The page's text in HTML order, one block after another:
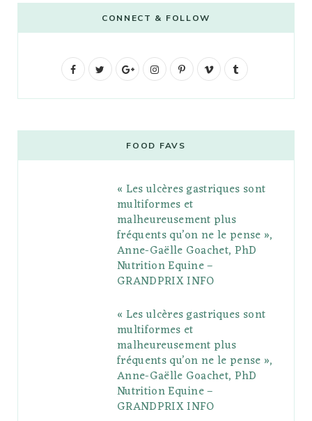
CONNECT & FOLLOW
F
b
t
G
g
l
e
P
l
s
I
t
a
g
r
a
m
P
e
r
e
s
V
o
l
r
FOOD FAVS
« Les ulcères gastriques sont
multiformes et
malheureusement plus
fréquents qu’on ne le pense »,
Anne-Gaëlle Goachet, PhD
Nutrition Equine –
GRANDPRIX INFO
« Les ulcères gastriques sont
multiformes et
malheureusement plus
fréquents qu’on ne le pense »,
Anne-Gaëlle Goachet, PhD
Nutrition Equine –
GRANDPRIX INFO